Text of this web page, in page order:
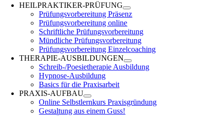
HEILPRAKTIKER-PRÜFUNG
Prüfungsvorbereitung Präsenz
Prüfungsvorbereitung online
Schriftliche Prüfungsvorbereitung
Mündliche Prüfungsvorbereitung
Prüfungsvorbereitung Einzelcoaching
THERAPIE-AUSBILDUNGEN
Schreib-/Poesietherapie Ausbildung
Hypnose-Ausbildung
Basics für die Praxisarbeit
PRAXIS-AUFBAU
Online Selbstlernkurs Praxisgründung
Gestaltung aus einem Guss!